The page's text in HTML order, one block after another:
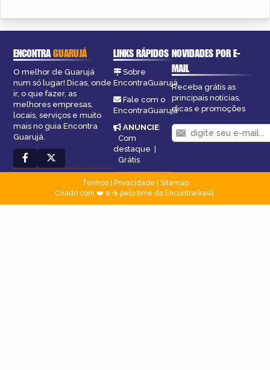
ENCONTRAGUARUJÁ
O melhor de Guarujá
num só lugar! Dicas, onde
ir, o que fazer, as
melhores empresas,
locais, serviços e muito
mais no guia Encontra
Guarujá.
LINKS RÁPIDOS
Sobre
EncontraGuarujá
Fale com o
EncontraGuarujá
ANUNCIE:
Com
destaque |
Grátis
NOVIDADES POR E-
MAIL
Receba grátis as
principais notícias,
dicas e promoções
Termos| Privacidade
Sitemap
Criado com ❤️ e ☕ pelo time do EncontraBrasil